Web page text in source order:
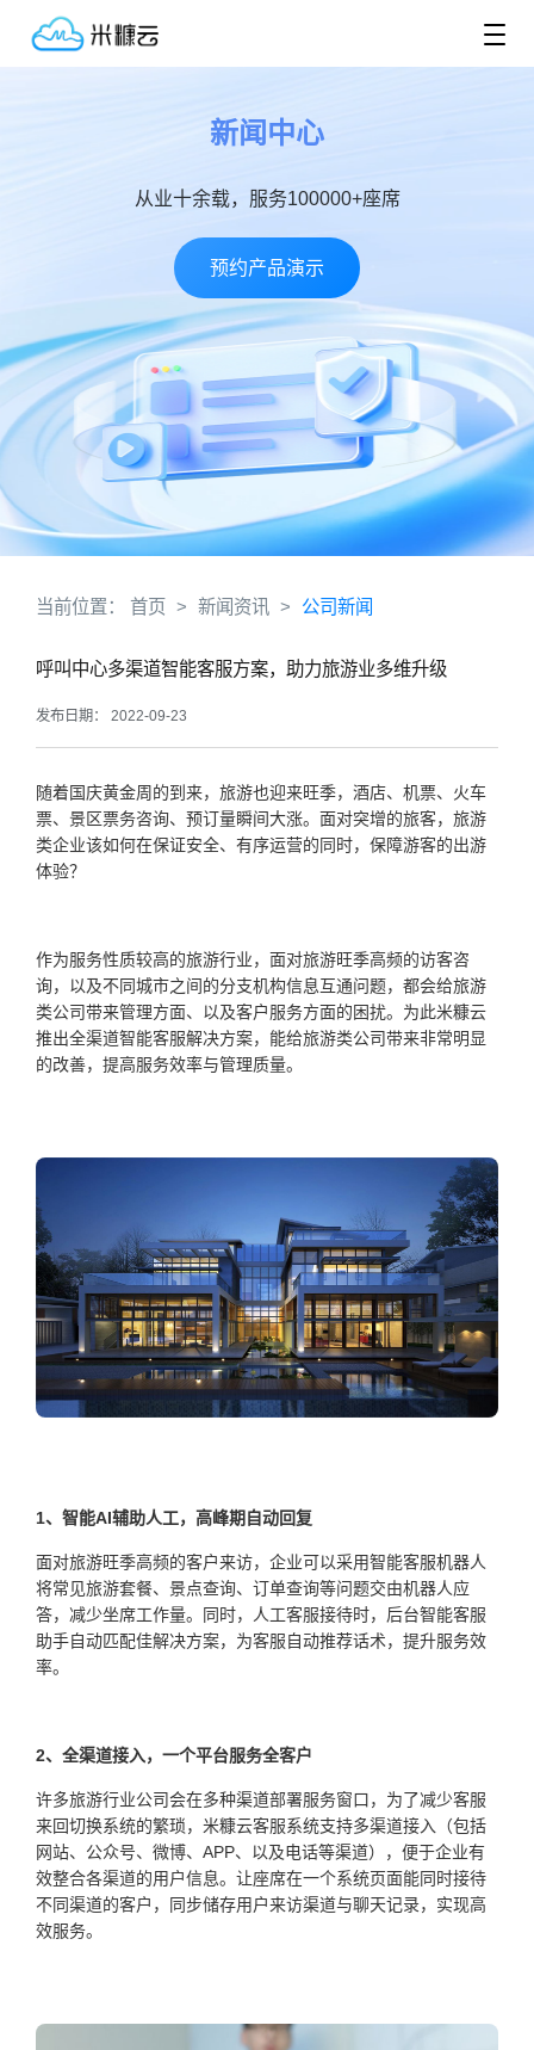
新闻中心
从业十余载，服务100000+座席
预约产品演示
当前位置： 首页 > 新闻资讯 > 公司新闻
呼叫中心多渠道智能客服方案，助力旅游业多维升级
发布日期： 2022-09-23
随着国庆黄金周的到来，旅游也迎来旺季，酒店、机票、火车
票、景区票务咨询、预订量瞬间大涨。面对突增的旅客，旅游
类企业该如何在保证安全、有序运营的同时，保障游客的出游
体验？
作为服务性质较高的旅游行业，面对旅游旺季高频的访客咨
询，以及不同城市之间的分支机构信息互通问题，都会给旅游
类公司带来管理方面、以及客户服务方面的困扰。为此米糠云
推出全渠道智能客服解决方案，能给旅游类公司带来非常明显
的改善，提高服务效率与管理质量。
1、智能AI辅助人工，高峰期自动回复
面对旅游旺季高频的客户来访，企业可以采用智能客服机器人
将常见旅游套餐、景点查询、订单查询等问题交由机器人应
答，减少坐席工作量。同时，人工客服接待时，后台智能客服
助手自动匹配佳解决方案，为客服自动推荐话术，提升服务效
率。
2、全渠道接入，一个平台服务全客户
许多旅游行业公司会在多种渠道部署服务窗口，为了减少客服
来回切换系统的繁琐，米糠云客服系统支持多渠道接入（包括
网站、公众号、微博、APP、以及电话等渠道），便于企业有
效整合各渠道的用户信息。让座席在一个系统页面能同时接待
不同渠道的客户，同步储存用户来访渠道与聊天记录，实现高
效服务。